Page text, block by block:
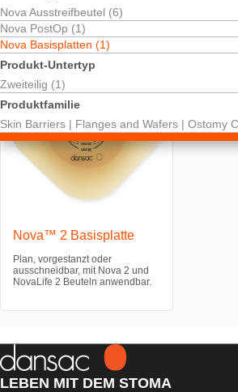
Nova Ausstreifbeutel (6)
Nova PostOp (1)
Nova Basisplatten (1)
Produkt-Untertyp
Zweiteilig (1)
Produktfamilie
Skin Barriers | Flanges and Wafers | Ostomy
Nova™ 2 Basisplatte
Plan, vorgestanzt oder
ausschneidbar, mit Nova 2 und
NovaLife 2 Beuteln anwendbar.
LEBEN MIT DEM STOMA